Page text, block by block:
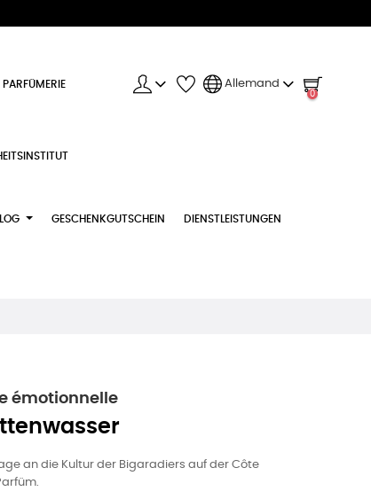
PARFÜMERIE Allemand
0
GESCHENKGUTSCHEIN DIENSTLEISTUNGEN
émotionnelle
an die Kultur der Bigaradiers auf der Côte